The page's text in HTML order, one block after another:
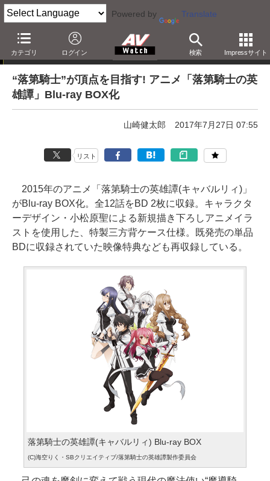
Powered by Translate
カテゴリ ログイン 検索 Impressサイト
「Blu-ray発売日一覧」の更新情報
“落第騎士”が頂点を目指す! アニメ「落第騎士の英
雄譚」Blu-ray BOX化
山崎健太郎 2017年7月27日 07:55
リスト
2015年のアニメ「落第騎士の英雄譚(キャバルリィ)」
がBlu-ray BOX化。全12話をBD 2枚に収録。キャラクタ
ーデザイン・小松原聖による新規描き下ろしアニメイラ
ストを使用した、特製三方背ケース仕様。既発売の単品
BDに収録されていた映像特典なども再収録している。
落第騎士の英雄譚(キャバルリィ) Blu-ray BOX
(C)海空りく・SBクリエイティブ/落第騎士の英雄譚製作委員会